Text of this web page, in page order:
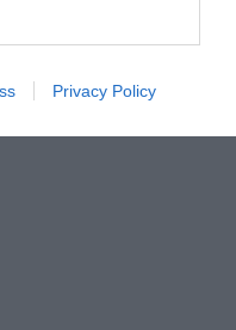
Privacy Policy